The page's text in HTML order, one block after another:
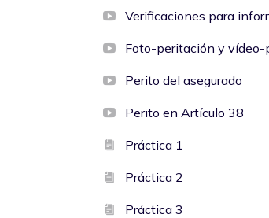
Verificaciones para
Foto-peritación y vídeo-
Perito del asegurado
Perito en Artículo 38
Práctica 1
Práctica 2
Práctica 3